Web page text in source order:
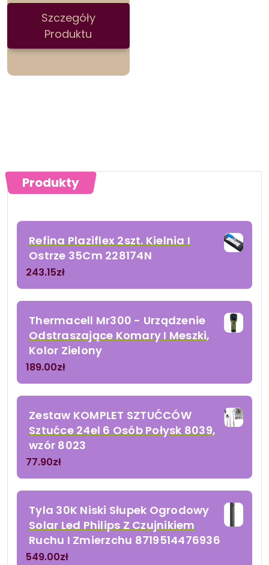
Szczegóły
Produktu
Produkty
Refina Plaziflex 2szt. Kielnia I
Ostrze 35Cm 228174N
243.15zł
Thermacell Mr300 - Urządzenie
Odstraszające Komary I Meszki,
Kolor Zielony
189.00zł
Zestaw KOMPLET SZTUĆCÓW
Sztućce 24el 6 Osób Połysk 8039,
wzór 8023
77.90zł
Tyla 30K Niski Słupek Ogrodowy
Solar Led Philips Z Czujnikiem
Ruchu I Zmierzchu 8719514476936
549.00zł